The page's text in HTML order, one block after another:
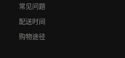
常见问题
配送时间
购物途径